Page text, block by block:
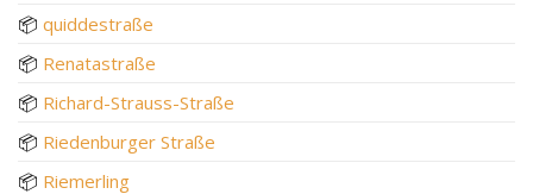
📦 quiddestraße
📦 Renatastraße
📦 Richard-Strauss-Straße
📦 Riedenburger Straße
📦 Riemerling